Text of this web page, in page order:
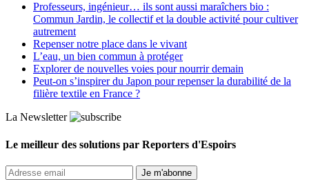
Professeurs, ingénieur… ils sont aussi maraîchers bio :
Commun Jardin, le collectif et la double activité pour cultiver
autrement
Repenser notre place dans le vivant
L’eau, un bien commun à protéger
Explorer de nouvelles voies pour nourrir demain
Peut‑on s’inspirer du Japon pour repenser la durabilité de la
filière textile en France ?
La Newsletter
Le meilleur des solutions par Reporters d'Espoirs